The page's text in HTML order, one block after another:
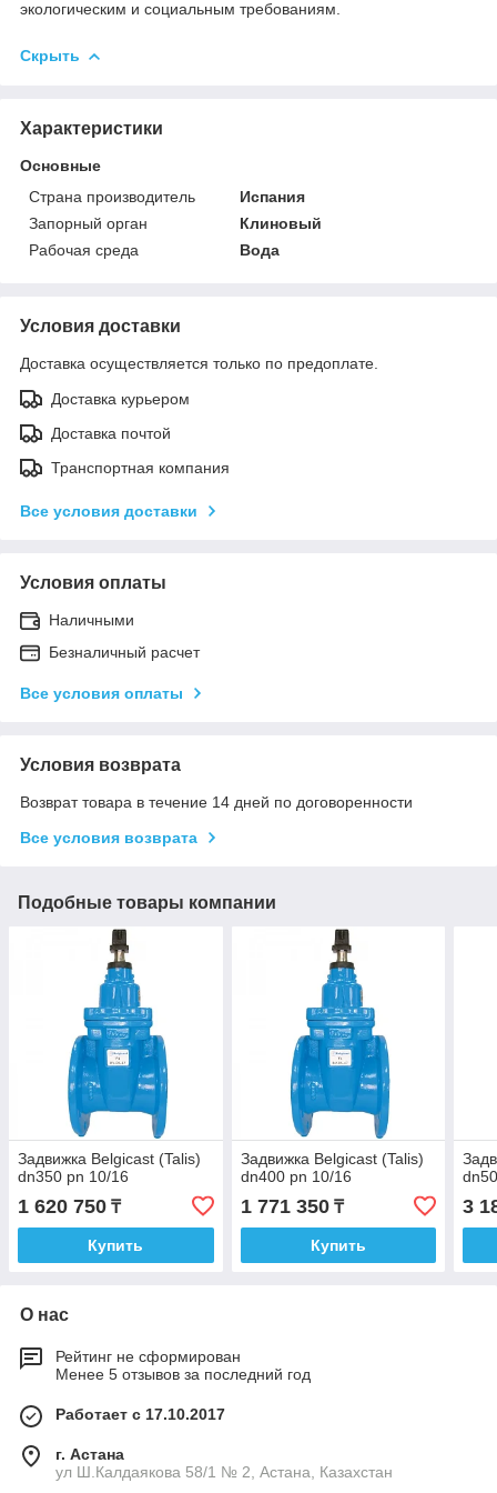
экологическим и социальным требованиям.
Скрыть
Характеристики
Основные
Страна производитель
Испания
Запорный орган
Клиновый
Рабочая среда
Вода
Условия доставки
Доставка осуществляется только по предоплате.
Доставка курьером
Доставка почтой
Транспортная компания
Все условия доставки
Условия оплаты
Наличными
Безналичный расчет
Все условия оплаты
Условия возврата
Возврат товара в течение 14 дней по договоренности
Все условия возврата
Подобные товары компании
Задвижка Belgicast (Talis)
dn350 pn 10/16
1 620 750 ₸
Купить
Задвижка Belgicast (Talis)
dn400 pn 10/16
1 771 350₸
Купить
3
О нас
Рейтинг не сформирован
Менее 5 отзывов за последний год
Работает с 17.10.2017
г. Астана
ул Ш.Калдаякова 58/1 № 2, Астана, Казахстан